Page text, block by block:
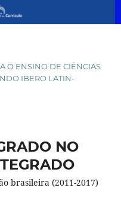
O ENSINO DE CIÊNCIAS
IBERO LATIN-
NO
brasileira (2011-2017)